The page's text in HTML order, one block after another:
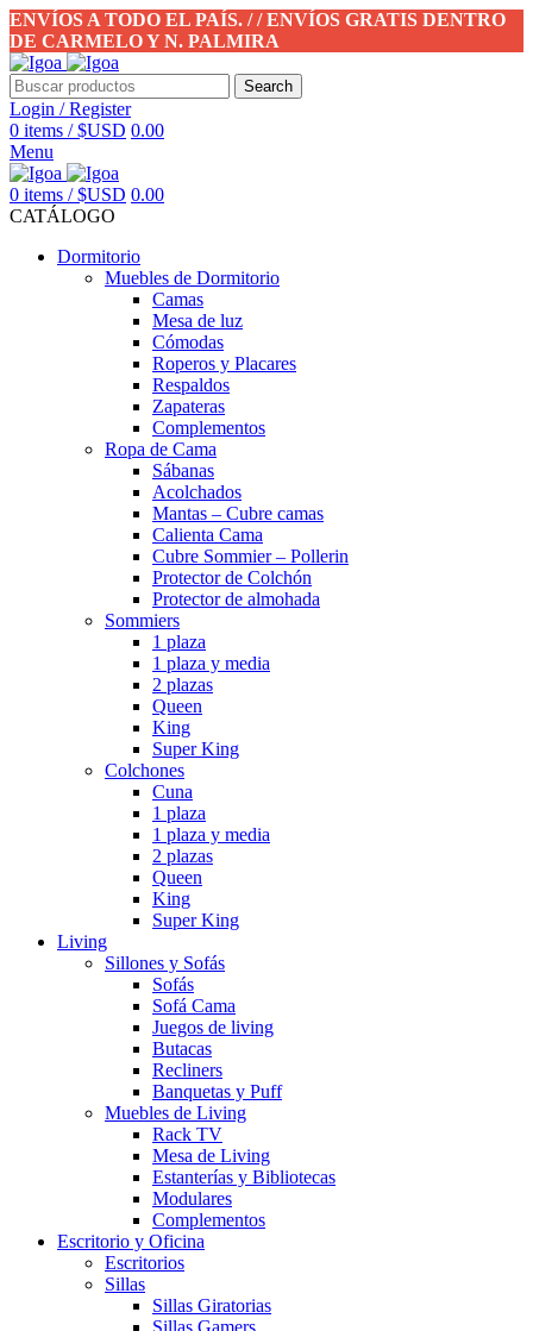
ENVÍOS A TODO EL PAÍS. / / ENVÍOS GRATIS DENTRO
DE CARMELO Y N. PALMIRA
Search
Login / Register
0 items / $USD 0.00
Menu
0 items / $USD 0.00
CATÁLOGO
Dormitorio
Muebles de Dormitorio
Camas
Mesa de luz
Cómodas
Roperos y Placares
Respaldos
Zapateras
Complementos
Ropa de Cama
Sábanas
Acolchados
Mantas – Cubre camas
Calienta Cama
Cubre Sommier – Pollerin
Protector de Colchón
Protector de almohada
Sommiers
1 plaza
1 plaza y media
2 plazas
Queen
King
Super King
Colchones
Cuna
1 plaza
1 plaza y media
2 plazas
Queen
King
Super King
Living
Sillones y Sofás
Sofás
Sofá Cama
Juegos de living
Butacas
Recliners
Banquetas y Puff
Muebles de Living
Rack TV
Mesa de Living
Estanterías y Bibliotecas
Modulares
Complementos
Escritorio y Oficina
Escritorios
Sillas
Sillas Giratorias
Sillas Gamers